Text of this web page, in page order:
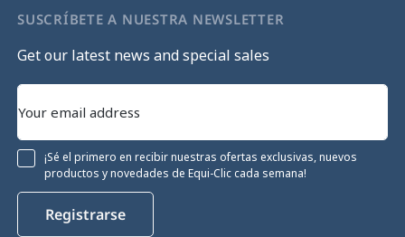
SUSCRÍBETE A NUESTRA NEWSLETTER
Get our latest news and special sales
¡Sé el primero en recibir nuestras ofertas exclusivas, nuevos
productos y novedades de Equi-Clic cada semana!
Registrarse